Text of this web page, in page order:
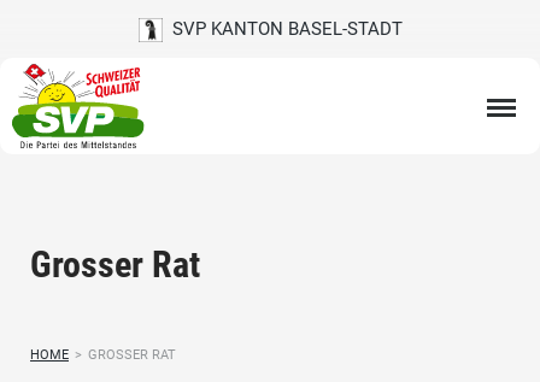
SVP KANTON BASEL-STADT
Grosser Rat
HOME > GROSSER RAT